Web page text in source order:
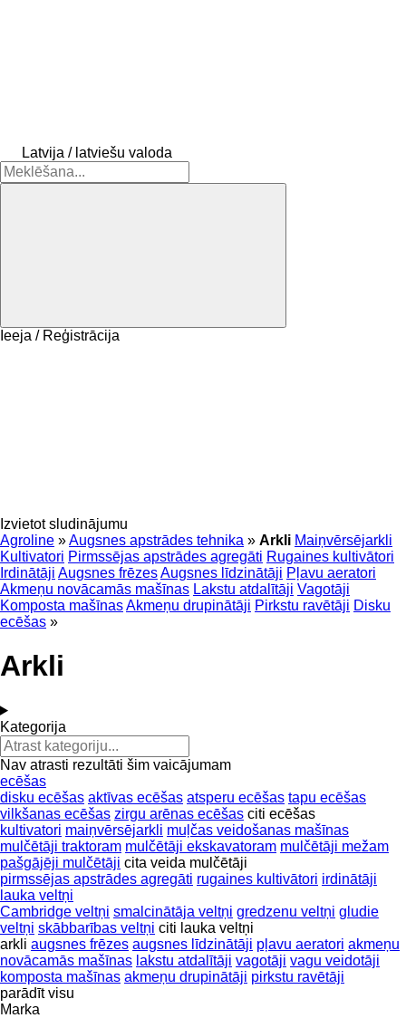
Latvija / latviešu valoda
Ieeja / Reģistrācija
Izvietot sludinājumu
Agroline »Augsnes apstrādes tehnika » Arkli Maiņvērsējarkli
Kultivatori Pirmssējas apstrādes agregāti Rugaines kultivātori
Irdinātāji Augsnes frēzesAugsnes līdzinātāji Pļavu aeratori
Akmeņu novācamās mašīnas Lakstu atdalītāji Vagotāji
Komposta mašīnasAkmeņu drupinātāji Pirkstu ravētāji Disku
ecēšas »
Arkli
Kategorija
Nav atrasti rezultāti šim vaicājumam
ecēšas
disku ecēšas aktīvas ecēšas atsperu ecēšas tapu ecēšas
vilkšanas ecēšas zirgu arēnas ecēšas citi ecēšas
kultivatori maiņvērsējarkli muļčas veidošanas mašīnas
mulčētāji traktoram mulčētāji ekskavatoram mulčētāji mežam
pašgājēji mulčētāji cita veida mulčētāji
pirmssējas apstrādes agregāti rugaines kultivātori irdinātāji
lauka veltņi
Cambridge veltņi smalcinātāja veltņi gredzenu veltņi gludie
veltņi skābbarības veltņi citi lauka veltņi
arkli augsnes frēzes augsnes līdzinātāji pļavu aeratori akmeņu
novācamās mašīnas lakstu atdalītāji vagotāji vagu veidotāji
komposta mašīnas akmeņu drupinātāji pirkstu ravētāji
parādīt visu
Marka